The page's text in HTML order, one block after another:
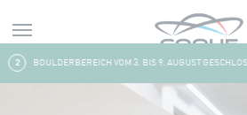
Alerts
2 BOULDERBEREICH VOM 3. BIS 9. AUGUST